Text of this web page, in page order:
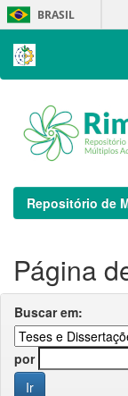
Skip
navigation
BRASIL
Repositório de
Página
Buscar em:
por